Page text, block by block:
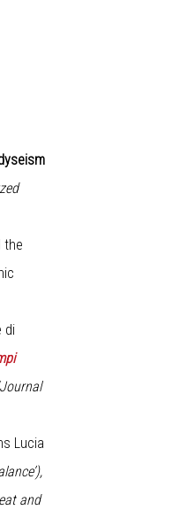
the
di
‘Journal
Lucia
and